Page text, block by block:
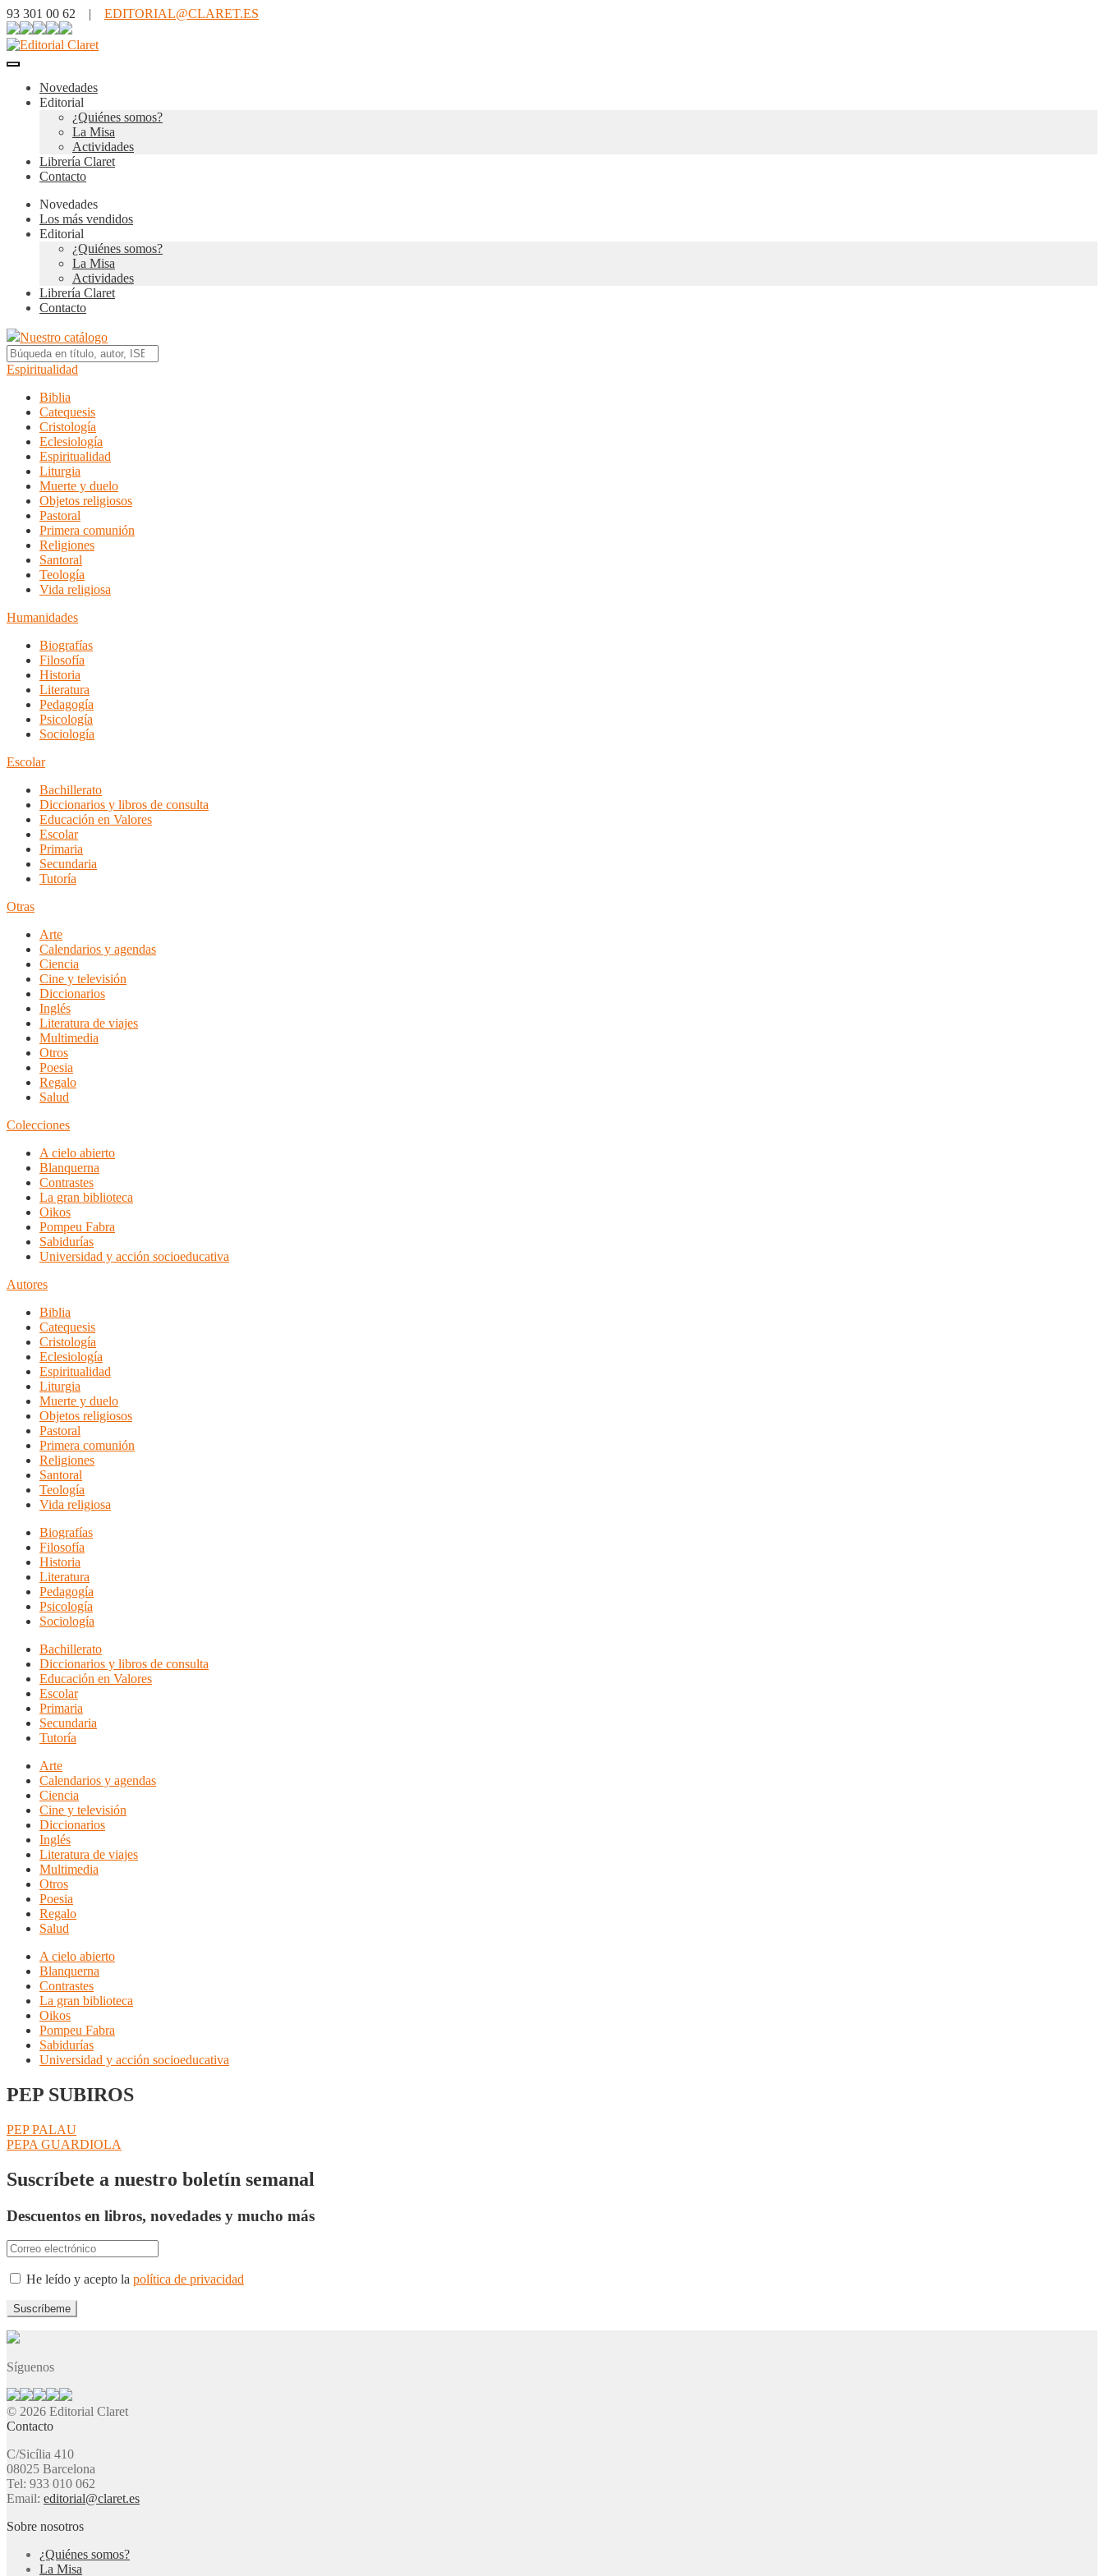
93 301 00 62 | EDITORIAL@CLARET.ES
Novedades
Editorial
¿Quiénes somos?
La Misa
Actividades
Librería Claret
Contacto
Novedades
Los más vendidos
Editorial
¿Quiénes somos?
La Misa
Actividades
Librería Claret
Contacto
Nuestro catálogo
Espiritualidad
Biblia
Catequesis
Cristología
Eclesiología
Espiritualidad
Liturgia
Muerte y duelo
Objetos religiosos
Pastoral
Primera comunión
Religiones
Santoral
Teología
Vida religiosa
Humanidades
Biografías
Filosofía
Historia
Literatura
Pedagogía
Psicología
Sociología
Escolar
Bachillerato
Diccionarios y libros de consulta
Educación en Valores
Escolar
Primaria
Secundaria
Tutoría
Otras
Arte
Calendarios y agendas
Ciencia
Cine y televisión
Diccionarios
Inglés
Literatura de viajes
Multimedia
Otros
Poesia
Regalo
Salud
Colecciones
A cielo abierto
Blanquerna
Contrastes
La gran biblioteca
Oikos
Pompeu Fabra
Sabidurías
Universidad y acción socioeducativa
Autores
Biblia
Catequesis
Cristología
Eclesiología
Espiritualidad
Liturgia
Muerte y duelo
Objetos religiosos
Pastoral
Primera comunión
Religiones
Santoral
Teología
Vida religiosa
Biografías
Filosofía
Historia
Literatura
Pedagogía
Psicología
Sociología
Bachillerato
Diccionarios y libros de consulta
Educación en Valores
Escolar
Primaria
Secundaria
Tutoría
Arte
Calendarios y agendas
Ciencia
Cine y televisión
Diccionarios
Inglés
Literatura de viajes
Multimedia
Otros
Poesia
Regalo
Salud
A cielo abierto
Blanquerna
Contrastes
La gran biblioteca
Oikos
Pompeu Fabra
Sabidurías
Universidad y acción socioeducativa
PEP SUBIROS
Navegación
de
entradas
Anterior:
PEP PALAU
Siguiente:
PEPA GUARDIOLA
Suscríbete a nuestro boletín semanal
Descuentos en libros, novedades y mucho más
He leído y acepto la política de privacidad
Síguenos
© 2026 Editorial Claret
Contacto
C/Sicília 410
08025 Barcelona
Tel: 933 010 062
Email: editorial@claret.es
Sobre nosotros
¿Quiénes somos?
La Misa